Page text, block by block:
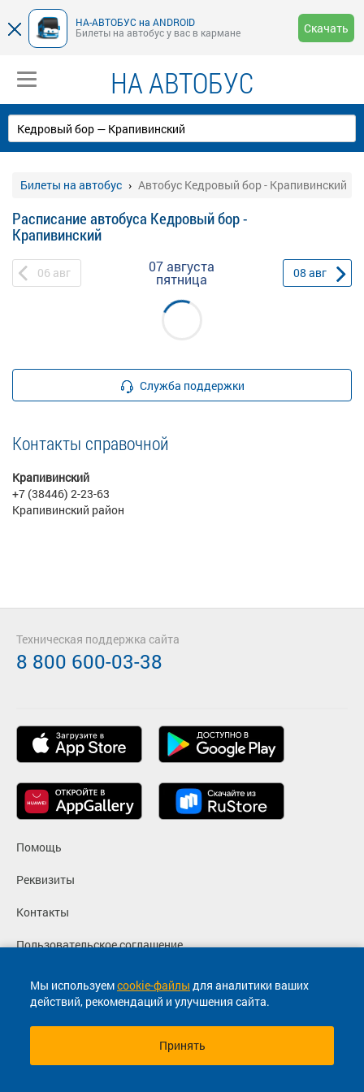
НА-АВТОБУС на ANDROID
Билеты на автобус у вас в кармане
Скачать
НА АВТОБУС
Билеты на автобус Автобус Кедровый бор - Крапивинский
Расписание автобуса Кедровый бор -
Крапивинский
06 авг 07 августа
пятница 08 авг
Служба поддержки
Контакты справочной
Крапивинский
+7 (38446) 2-23-63
Крапивинский район
Мы используемcookie-файлы для аналитики ваших
действий, рекомендаций и улучшения сайта.
Принять
Помощь
Реквизиты
Контакты
Пользовательское соглашение
Политика конфиденциальности
Согласие на маркетинговые сообщения
Техническая поддержка сайта
8 800 600-03-38
© 2013-2026, ООО "Капитал"- Онлайн сервис продажи